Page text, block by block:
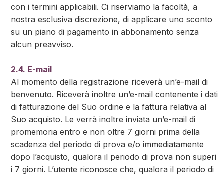
con i termini applicabili. Ci riserviamo la facoltà, a
nostra esclusiva discrezione, di applicare uno sconto
su un piano di pagamento in abbonamento senza
alcun preavviso.
2.4. E-mail
Al momento della registrazione riceverà un’e-mail di
benvenuto. Riceverà inoltre un’e-mail contenente i dati
di fatturazione del Suo ordine e la fattura relativa al
Suo acquisto. Le verrà inoltre inviata un’e-mail di
promemoria entro e non oltre 7 giorni prima della
scadenza del periodo di prova e/o immediatamente
dopo l’acquisto, qualora il periodo di prova non superi
i 7 giorni. L’utente riconosce che, qualora il periodo di